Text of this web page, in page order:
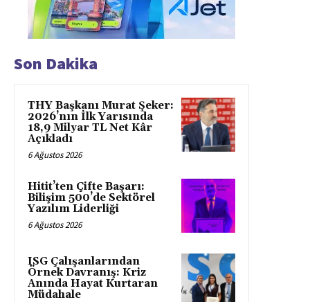
Son Dakika
THY Başkanı Murat Şeker:
2026’nın İlk Yarısında
18,9 Milyar TL Net Kâr
Açıkladı
6 Ağustos 2026
Hitit’ten Çifte Başarı:
Bilişim 500’de Sektörel
Yazılım Liderliği
6 Ağustos 2026
ISG Çalışanlarından
Örnek Davranış: Kriz
Anında Hayat Kurtaran
Müdahale